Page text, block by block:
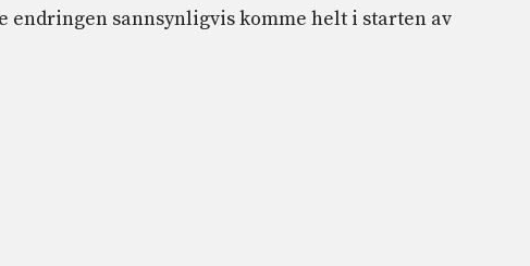
endringen sannsynligvis komme helt i starten av